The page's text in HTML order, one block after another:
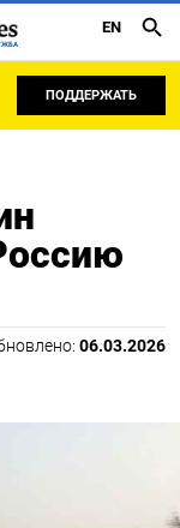
EN
ПОДДЕРЖАТЬ
06.03.2026